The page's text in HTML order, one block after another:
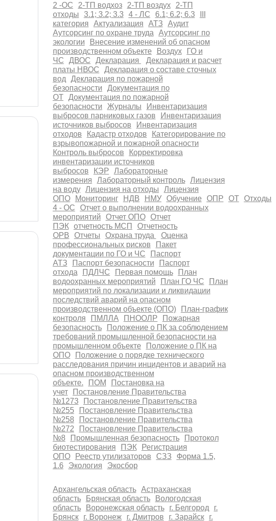
2 -ОС 2-ТП водхоз 2-ТП воздух
2-ТП
отходы
3.1; 3.2; 3.3 4 - ЛС 6.1; 6.2; 6.3
категория
Актуализация АТЗ
Аудит
Аутсорсинг по охране труда
Аутсорсинг по
экологии
Внесение изменений об опасном
производственном объекте
Воздух
ГО и
ЧС
ДВОС Декларация
Декларация и расчет
платы НВОС
Декларация о составе сточных
вод
Декларация по пожарной
безопасности
Документация по
ОТ
Документация по пожарной
безопасности
Журналы
Инвентаризация
выбросов парниковых газов
Инвентаризация
источников выбросов
Инвентаризация
отходов
Кадастр отходов
Категорирование по
взрывопожарной и пожарной опасности
Контроль выбросов
Корректировка
инвентаризации источников
выбросов
КЭР
Лабораторные
измерения
Лабораторный контроль
Лицензия
на воду
Лицензия на отходы
Лицензия
ОПО
Мониторинг НДВ НМУ Обучение ОПР ОТ
Отходы
4 - ОС
Отчет о выполнении водоохранных
мероприятий
Отчет ОПО
Отчет
ПЭК
отчетность МСП
Отчетность
ОРВ
Отчеты Охрана труда
Оценка
профессиональных рисков
Пакет
документации по ГО и ЧС
Паспорт
АТЗ
Паспорт безопасности
Паспорт
отхода
ПДЛЧС Первая помощь
План
водоохранных мероприятий
План ГО ЧС
План
мероприятий по локализации и ликвидации
последствий аварий на опасном
производственном объекте (ОПО)
План-график
контроля
ПМЛЛА ПНООЛР
Пожарная
безопасность
Положение о ПК за соблюдением
требований промышленной безопасности на
промышленном объекте
Положение о ПК на
ОПО
Положение о порядке технического
расследования причин инцидентов и аварий на
опасном производственном
объекте.
ПОМ
Постановка на
учет
Постановление Правительства
№1273
Постановление Правительства
№255
Постановление Правительства
№258
Постановление Правительства
№272
Постановление Правительства
№8
Промышленная безопасность
Протокол
биотестирования
ПЭК
Регистрация
ОПО
Реестр утилизаторов СЗЗ
Форма 1.5,
1.6
Экология Экосбор
Архангельская область
Астраханская
область
Брянская область
Вологодская
область
Воронежская область г. Белгород
г.
Брянск
г. Воронеж г. Дмитров г. Зарайск
г.